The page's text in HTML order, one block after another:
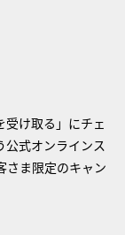
受け取る」にチェ
公式オンラインス
さま限定のキャン